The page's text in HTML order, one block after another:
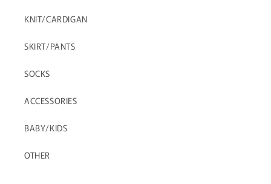
KNIT/CARDIGAN
SKIRT/PANTS
SOCKS
ACCESSORIES
BABY/KIDS
OTHER